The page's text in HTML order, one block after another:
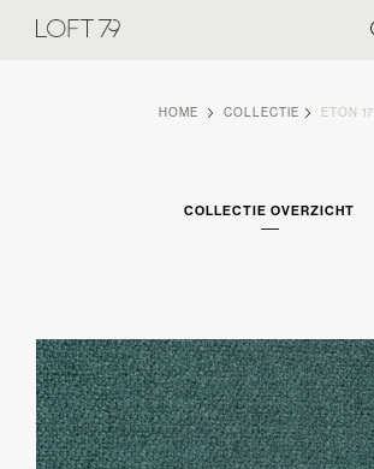
HOME COLLECTIE ETON 17
COLLECTIE OVERZICHT